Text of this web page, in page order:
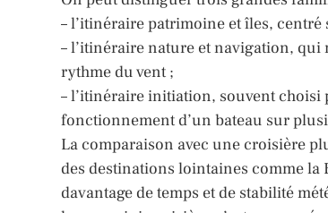
– l’itinéraire patrimoine et îles, centré
– l’itinéraire nature et navigation, qui
rythme du vent ;
– l’itinéraire initiation, souvent
fonctionnement d’un bateau sur
La comparaison avec une croisière
des destinations lointaines comme la
davantage de temps et de stabilité